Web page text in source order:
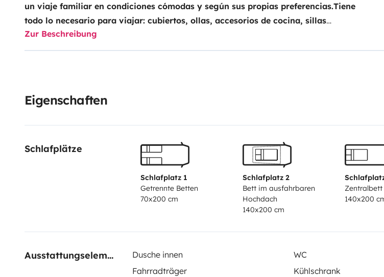
un viaje familiar en condiciones cómodas y según sus propias preferencias.Tiene
todo lo necesario para viajar: cubiertos, ollas, accesorios de cocina, sillas
turísticas con mesa. Además, cuenta con un gran toldo, portabicicletas, aire
acondicionado y TV. El motor es potente y la transmisión automática con control
Zur Beschreibung
Eigenschaften
Schlafplätze
Schlafplatz 1
Getrennte Betten
70x200 cm
Schlafplatz 2
Bett im ausfahrbaren
Hochdach
140x200 cm
Zentralbett
140x200
Ausstattungselemente Dusche innen
WC
Fahrradträger
Kühlschrank